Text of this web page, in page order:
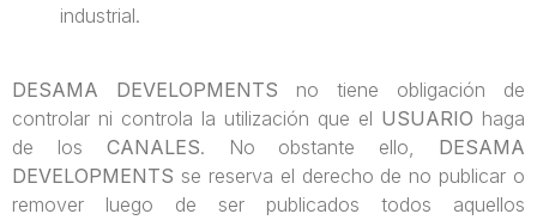
industrial.
DESAMA DEVELOPMENTS no tiene obligación de
controlar ni controla la utilización que el USUARIO haga
de los CANALES. No obstante ello, DESAMA
DEVELOPMENTS se reserva el derecho de no publicar o
remover luego de ser publicados todos aquellos